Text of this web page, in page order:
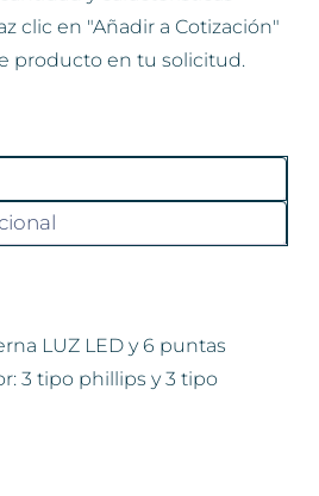
clic en "Añadir a Cotización"
producto en tu solicitud.
LUZ LED y 6 puntas
3 tipo phillips y 3 tipo